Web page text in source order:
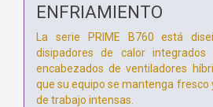
ENFRIAMIENTO
La serie PRIME B760 está
disipadores de calor
encabezados de ventiladores
que su equipo se mantenga fresco
de trabajo intensas.